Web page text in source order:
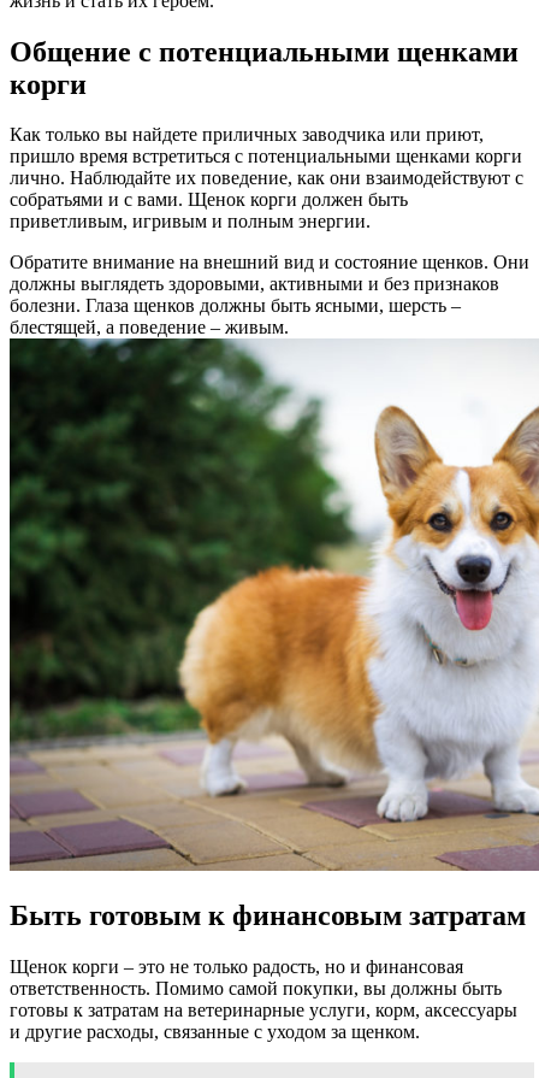
Общение с потенциальными щенками
корги
Как только вы найдете приличных заводчика или приют,
пришло время встретиться с потенциальными щенками корги
лично. Наблюдайте их поведение, как они взаимодействуют с
собратьями и с вами. Щенок корги должен быть
приветливым, игривым и полным энергии.
Обратите внимание на внешний вид и состояние щенков. Они
должны выглядеть здоровыми, активными и без признаков
болезни. Глаза щенков должны быть ясными, шерсть –
блестящей, а поведение – живым.
Быть готовым к финансовым затратам
Щенок корги – это не только радость, но и финансовая
ответственность. Помимо самой покупки, вы должны быть
готовы к затратам на ветеринарные услуги, корм, аксессуары
и другие расходы, связанные с уходом за щенком.